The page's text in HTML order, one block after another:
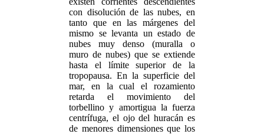
con disolución de las nubes, en
tanto que en las márgenes del
mismo se levanta un estado de
nubes muy denso (muralla o
muro de nubes) que se extiende
hasta el límite superior de la
tropopausa. En la superficie del
mar, en la cual el rozamiento
retarda el movimiento del
torbellino y amortigua la fuerza
centrífuga, el ojo del huracán es
de menores dimensiones que los